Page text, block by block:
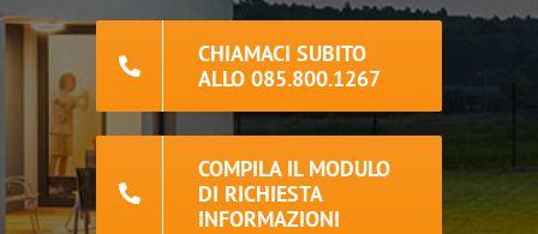
CHIAMACI SUBITO
ALLO 085.800.1267
COMPILA IL MODULO
DI RICHIESTA
INFORMAZIONI